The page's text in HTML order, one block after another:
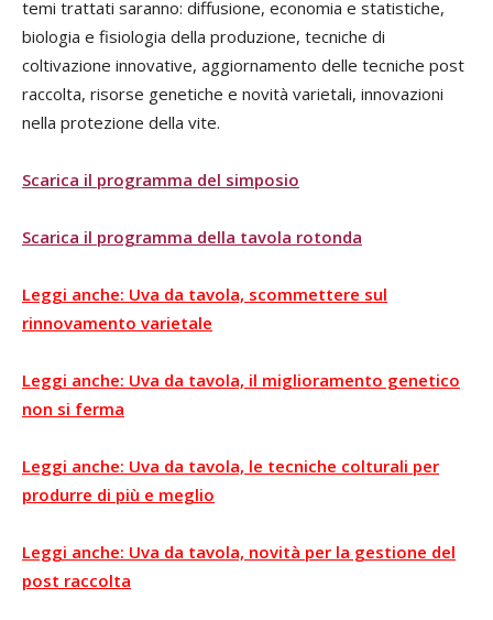
temi trattati saranno: diffusione, economia e statistiche,
biologia e fisiologia della produzione, tecniche di
coltivazione innovative, aggiornamento delle tecniche post
raccolta, risorse genetiche e novità varietali, innovazioni
nella protezione della vite.
Scarica il programma del simposio
Scarica il programma della tavola rotonda
Leggi anche: Uva da tavola, scommettere sul
rinnovamento varietale
Leggi anche: Uva da tavola, il miglioramento genetico
non si ferma
Leggi anche: Uva da tavola, le tecniche colturali per
produrre di più e meglio
Leggi anche: Uva da tavola, novità per la gestione del
post raccolta